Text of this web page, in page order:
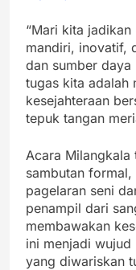
“Mari kita
mandiri, inovatif,
dan sumber daya
tugas kita adalah
kesejahteraan
tepuk tangan
Acara
sambutan
pagelaran seni
penampil dari
membawakan
ini menjadi
yang diwariskan